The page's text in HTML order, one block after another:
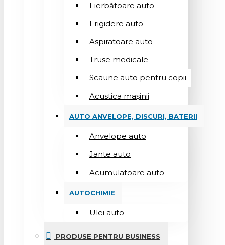
Fierbătoare auto
Frigidere auto
Aspiratoare auto
Truse medicale
Scaune auto pentru copii
Acustica mașinii
AUTO ANVELOPE, DISCURI, BATERII
Anvelope auto
Jante auto
Acumulatoare auto
AUTOCHIMIE
Ulei auto
PRODUSE PENTRU BUSINESS